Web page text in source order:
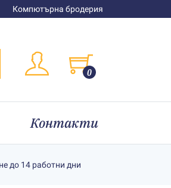
Компютърна бродерия
0
Контакти
до 14 работни дни